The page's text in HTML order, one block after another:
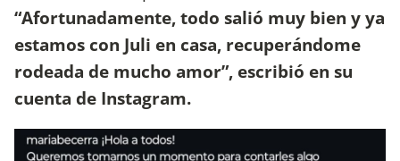
“Afortunadamente, todo salió muy bien y ya
estamos con Juli en casa, recuperándome
rodeada de mucho amor”, escribió en su
cuenta de Instagram.